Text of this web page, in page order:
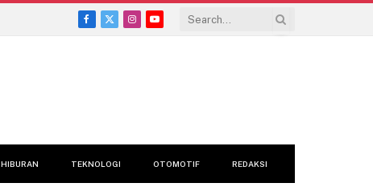
Facebook
X
InstagramYouTube
HIBURAN TEKNOLOGI OTOMOTIF REDAKSI